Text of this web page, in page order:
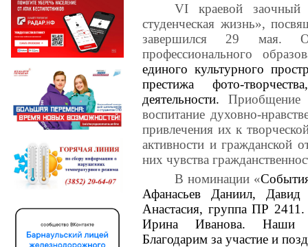
VI краевой
студенческая жизнь»,
завершился 29 мая.
профессионального
единого культурного
престижа фото-
деятельности. Приобщение
воспитание духовно-
привлечения их к
активности и гражданской
них чувства
В номинации «
Афанасьев Даниил,
Анастасия, группа ПР 2411.
Ирина Иванова. Наши
Благодарим за участие и